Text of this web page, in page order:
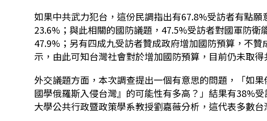
如果中共武力犯台，這份民調指出有67.8%受訪者有點
23.6%；與此相關的國防議題，47.5%受訪者對國軍防
47.9%；另有四成九受訪者贊成政府增加國防預算，不
示，由此可知台灣社會對於增加國防預算，目前仍未取得
外交議題方面，本次調查提出一個有意思的問題，「如
國學俄羅斯入侵台灣』的可能性有多高？」結果有38%
大學公共行政暨政策學系教授劉嘉薇分析，這代表多數